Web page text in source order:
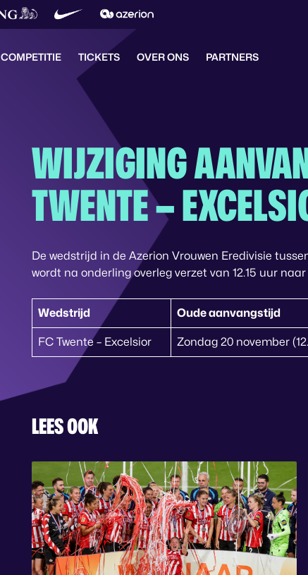
COMPETITIE TICKETS OVER ONS PARTNERS
WIJZIGING
TWENTE –
De wedstrijd in de Azerion Vrouwen Eredivisie
wordt na onderling overleg verzet van 12.15 uur naar
Wedstrijd Oude aanvangstijd
FC Twente – Excelsior Zondag 20 november
LEES OOK